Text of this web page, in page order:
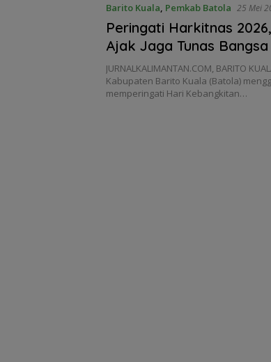
Barito Kuala Pemkab Batola 25 Mei
Peringati Harkitnas
Ajak Jaga Tunas Bangsa
JURNALKALIMANTAN.COM, BARITO
Kabupaten Barito Kuala (Batola)
memperingati Hari Kebangkitan…